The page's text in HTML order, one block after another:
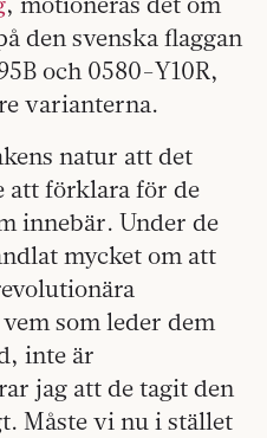
den svenska flaggan
och 0580-Y10R,
varianterna.
natur att det
att förklara för de
innebär. Under de
mycket om att
som leder dem
inte är
jag att de tagit den
Måste vi nu i stället